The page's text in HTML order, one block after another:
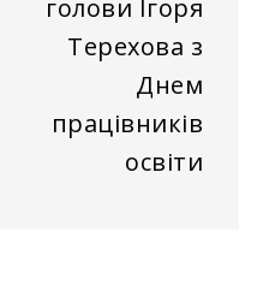
голови Ігоря
Терехова з
Днем
працівників
освіти